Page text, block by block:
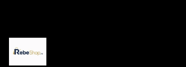
710W
810W